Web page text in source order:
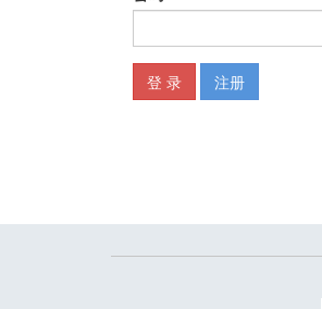
工作场景7 拖曳公式时是否能
工作场景9 用COUNTIFS函
工作场景11 使用COUNTIFS
工作场景17 使用SUMIFS函数